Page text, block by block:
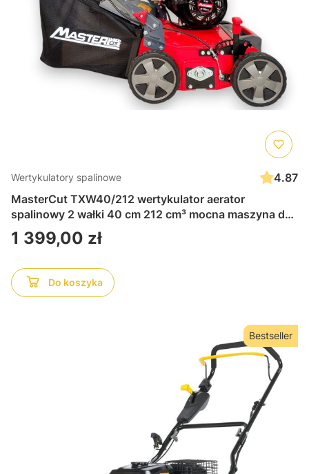
Wertykulatory spalinowe
4.87
MasterCut TXW40/212 wertykulator aerator
spalinowy 2 wałki 40 cm 212 cm³ mocna maszyna do
napowietrzania i pielęgnacji trawnika wydajny sprzęt
ogrodowy
Cena
1 399,00 zł
Do koszyka
Bestseller